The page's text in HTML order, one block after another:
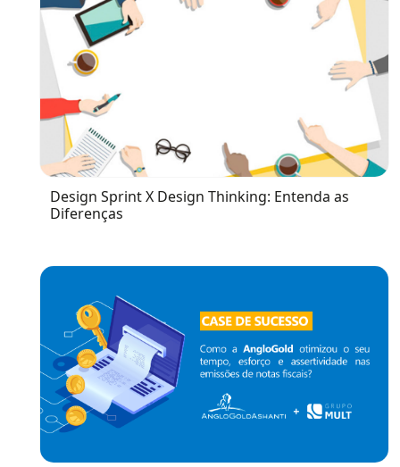
Design Sprint X Design Thinking: Entenda as
Diferenças